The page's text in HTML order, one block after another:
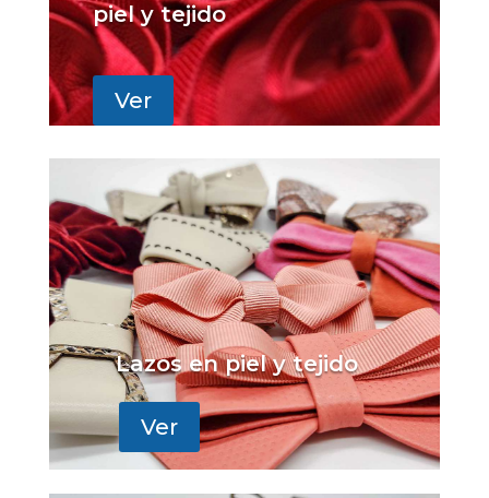
piel y tejido
Ver
Lazos en piel y tejido
Ver